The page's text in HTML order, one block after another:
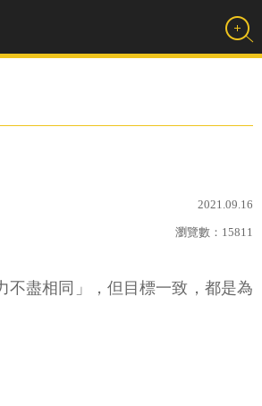
2021.09.16
瀏覽數： 15811
不盡相同」，但目標一致，都是為